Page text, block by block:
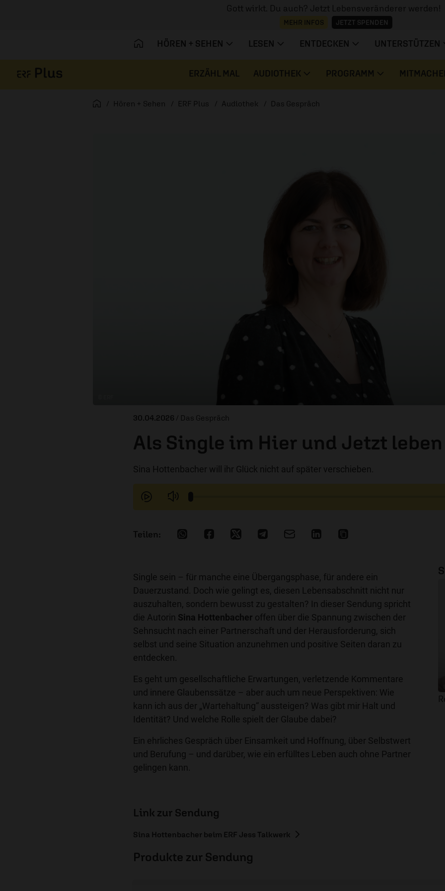
Gott wirkt. Du auch? Jetzt Lebensveränderer werden!
MEHR INFOS JETZT SPENDEN
HÖREN + SEHEN LESEN ENTDECKEN UNTERSTÜTZEN
ERZÄHL MAL AUDIOTHEK PROGRAMM
Startseite
Hören + Sehen ERF Plus Audiothek Das Gespräch
30.04.2026 / Das Gespräch
Als Single im Hier und Jetzt leben
Sina Hottenbacher will ihr Glück nicht auf später verschieben.
Single sein – für manche eine Übergangsphase, für andere ein
Dauerzustand. Doch wie gelingt es, diesen Lebensabschnitt nicht nur
auszuhalten, sondern bewusst zu gestalten? In dieser Sendung spricht
die Autorin Sina Hottenbacher offen über die Spannung zwischen der
Sehnsucht nach einer Partnerschaft und der Herausforderung, sich
selbst und seine Situation anzunehmen und positive Seiten daran zu
entdecken.
Es geht um gesellschaftliche Erwartungen, verletzende Kommentare
und innere Glaubenssätze – aber auch um neue Perspektiven: Wie
kann ich aus der „Wartehaltung“ aussteigen? Was gibt mir Halt und
Identität? Und welche Rolle spielt der Glaube dabei?
Ein ehrliches Gespräch über Einsamkeit und Hoffnung, über Selbstwert
und Berufung – und darüber, wie ein erfülltes Leben auch ohne Partner
gelingen kann.
Link zur Sendung
Sina Hottenbacher beim ERF Jess Talkwerk
Produkte zur Sendung